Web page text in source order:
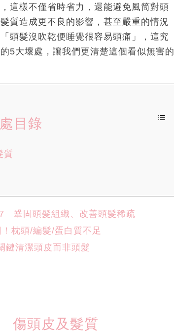
這樣不僅省時省力，還能避免風筒對頭
質造成更不良的影響，甚至嚴重的情況
頭髮沒吹乾便睡覺很容易頭痛」，這究
5大壞處，讓我們更清楚這個看似無害的
目錄
質
鞏固頭髮組織、改善頭髮稀疏
枕頭/編髮/蛋白質不足
鍵清潔頭皮而非頭髮
傷頭皮及髮質